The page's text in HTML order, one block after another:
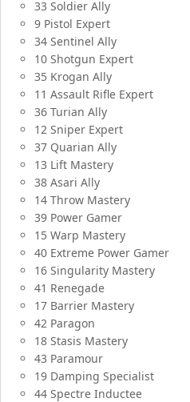
33 Soldier Ally
9 Pistol Expert
34 Sentinel Ally
10 Shotgun Expert
35 Krogan Ally
11 Assault Rifle Expert
36 Turian Ally
12 Sniper Expert
37 Quarian Ally
13 Lift Mastery
38 Asari Ally
14 Throw Mastery
39 Power Gamer
15 Warp Mastery
40 Extreme Power Gamer
16 Singularity Mastery
41 Renegade
17 Barrier Mastery
42 Paragon
18 Stasis Mastery
43 Paramour
19 Damping Specialist
44 Spectre Inductee